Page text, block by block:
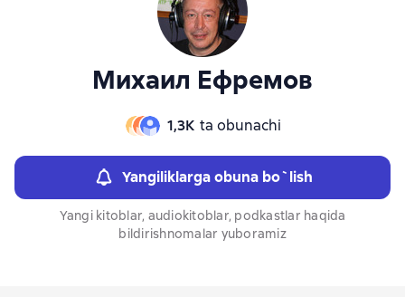
Михаил Ефремов
1,3К ta obunachi
Yangiliklarga obuna bo`lish
Yangi kitoblar, audiokitoblar, podkastlar haqida
bildirishnomalar yuboramiz